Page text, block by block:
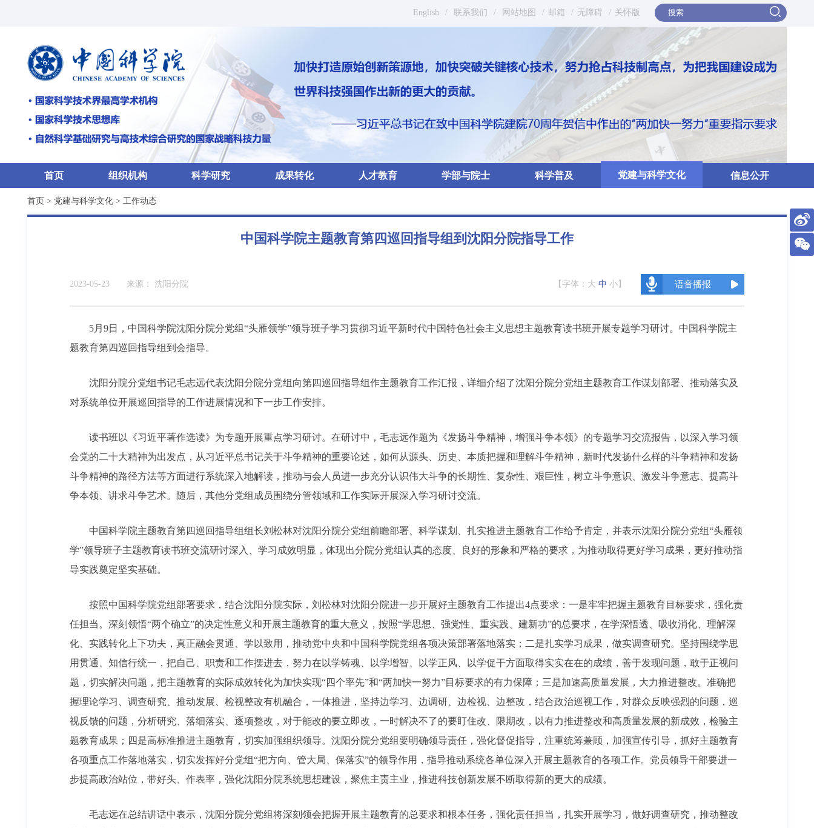
English / 联系我们 / 网站地图 / 邮箱 / 无障碍 / 关怀版
首页 组织机构 科学研究 成果转化 人才教育 学部与院士 科学普及 党建与科学文化 信息公开
首页 > 党建与科学文化 > 工作动态
中国科学院主题教育第四巡回指导组到沈阳分院指导工作
2023-05-23 来源： 沈阳分院 【字体： 大 中 小 】 语音播报
5月9日，中国科学院沈阳分院分党组“头雁领学”领导班子学习贯彻习近平新时代中国特色社会主义思想主题教育读书班开展专题学习研讨。中国科学院主
题教育第四巡回指导组到会指导。
沈阳分院分党组书记毛志远代表沈阳分院分党组向第四巡回指导组作主题教育工作汇报，详细介绍了沈阳分院分党组主题教育工作谋划部署、推动落实及
对系统单位开展巡回指导的工作进展情况和下一步工作安排。
读书班以《习近平著作选读》为专题开展重点学习研讨。在研讨中，毛志远作题为《发扬斗争精神，增强斗争本领》的专题学习交流报告，以深入学习领
会党的二十大精神为出发点，从习近平总书记关于斗争精神的重要论述，如何从源头、历史、本质把握和理解斗争精神，新时代发扬什么样的斗争精神和发扬
斗争精神的路径方法等方面进行系统深入地解读，推动与会人员进一步充分认识伟大斗争的长期性、复杂性、艰巨性，树立斗争意识、激发斗争意志、提高斗
争本领、讲求斗争艺术。随后，其他分党组成员围绕分管领域和工作实际开展深入学习研讨交流。
中国科学院主题教育第四巡回指导组组长刘松林对沈阳分院分党组前瞻部署、科学谋划、扎实推进主题教育工作给予肯定，并表示沈阳分院分党组“头雁领
学”领导班子主题教育读书班交流研讨深入、学习成效明显，体现出分院分党组认真的态度、良好的形象和严格的要求，为推动取得更好学习成果，更好推动指
导实践奠定坚实基础。
按照中国科学院党组部署要求，结合沈阳分院实际，刘松林对沈阳分院进一步开展好主题教育工作提出4点要求：一是牢牢把握主题教育目标要求，强化责
任担当。深刻领悟“两个确立”的决定性意义和开展主题教育的重大意义，按照“学思想、强党性、重实践、建新功”的总要求，在学深悟透、吸收消化、理解深
化、实践转化上下功夫，真正融会贯通、学以致用，推动党中央和中国科学院党组各项决策部署落地落实；二是扎实学习成果，做实调查研究。坚持围绕学思
用贯通、知信行统一，把自己、职责和工作摆进去，努力在以学铸魂、以学增智、以学正风、以学促干方面取得实实在在的成绩，善于发现问题，敢于正视问
题，切实解决问题，把主题教育的实际成效转化为加快实现“四个率先”和“两加快一努力”目标要求的有力保障；三是加速高质量发展，大力推进整改。准确把
握理论学习、调查研究、推动发展、检视整改有机融合，一体推进，坚持边学习、边调研、边检视、边整改，结合政治巡视工作，对群众反映强烈的问题，巡
视反馈的问题，分析研究、落细落实、逐项整改，对于能改的要立即改，一时解决不了的要盯住改、限期改，以有力推进整改和高质量发展的新成效，检验主
题教育成果；四是高标准推进主题教育，切实加强组织领导。沈阳分院分党组要明确领导责任，强化督促指导，注重统筹兼顾，加强宣传引导，抓好主题教育
各项重点工作落地落实，切实发挥好分党组“把方向、管大局、保落实”的领导作用，指导推动系统各单位深入开展主题教育的各项工作。党员领导干部要进一
步提高政治站位，带好头、作表率，强化沈阳分院系统思想建设，聚焦主责主业，推进科技创新发展不断取得新的更大的成绩。
毛志远在总结讲话中表示，沈阳分院分党组将深刻领会把握开展主题教育的总要求和根本任务，强化责任担当，扎实开展学习，做好调查研究，推动整改